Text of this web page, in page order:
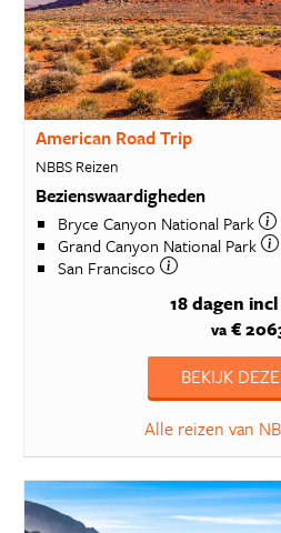
American Road Trip
NBBS Reizen
Bezienswaardigheden
Bryce Canyon National Park
Grand Canyon National Park
San Francisco
18 dagen
va €
BEKIJK
Alle reizen van